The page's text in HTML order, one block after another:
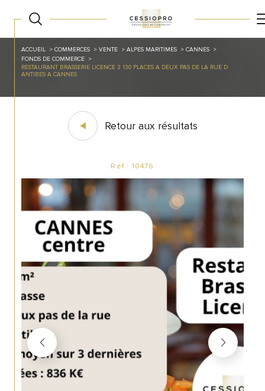
ACCUEIL COMMERCES VENTE ALPES MARITIMES
CANNES
FONDS DE COMMERCE
RESTAURANT BRASSERIE LICENCE 3 130 PLACES A DEUX PAS DE LA RUE D
ANTIBES A CANNES
Retour aux résultats
Réf : 10476